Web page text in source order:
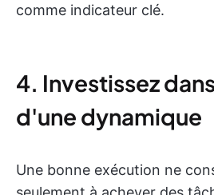
comme indicateur clé.
4. Investissez
d'une dynamique
Une bonne exécution ne